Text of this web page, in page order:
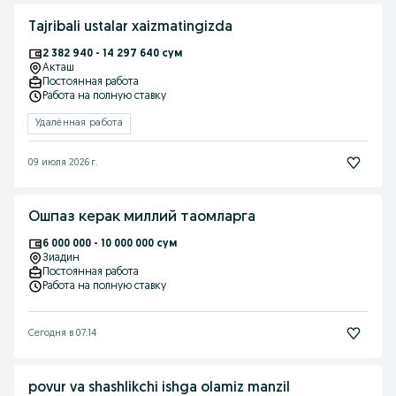
Tajribali ustalar xaizmatingizda
2 382 940 - 14 297 640 сум
Акташ
Постоянная работа
Работа на полную ставку
Удалённая работа
09 июля 2026 г.
Ошпаз керак миллий таомларга
6 000 000 - 10 000 000 сум
Зиадин
Постоянная работа
Работа на полную ставку
Сегодня в 07:14
povur va shashlikchi ishga olamiz manzil